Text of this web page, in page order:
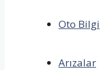
Oto Bilgi
Arızalar